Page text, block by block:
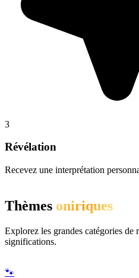
3
Révélation
Recevez une interprétation
Thèmes oniriques
Explorez les grandes catégories de
significations.
🐾